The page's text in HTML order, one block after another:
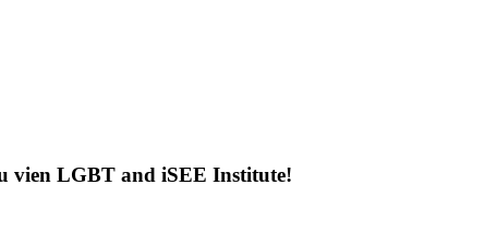
vien LGBT and iSEE Institute!